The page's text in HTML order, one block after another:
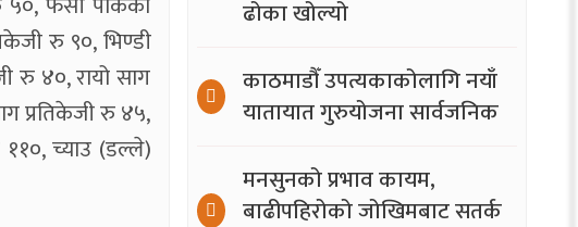
रु ९०, भिण्डी
रु ४०, रायो साग
प्रतिकेजी रु ४५,
च्याउ (डल्ले)
ढोका खोल्यो
काठमाडौँ उपत्यकाकोलागि नयाँ
यातायात गुरुयोजना सार्वजनिक
मनसुनको प्रभाव कायम,
बाढीपहिरोको जोखिमबाट सतर्क